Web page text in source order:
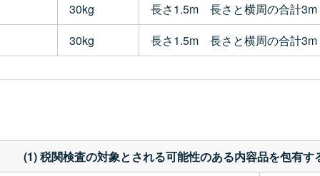
30kg
長さ1.5m 長さと横周の合計3m
30kg
長さ1.5m 長さと横周の合計3m
(1) 税関検査の対象とされる可能性のある内容品を包有